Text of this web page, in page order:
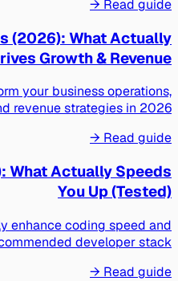
Read guide →
(2026): What Actually
Growth & Revenue
your business operations,
revenue strategies in 2026.
Read guide →
What Actually Speeds
You Up (Tested)
enhance coding speed and
developer stack.
Read guide →